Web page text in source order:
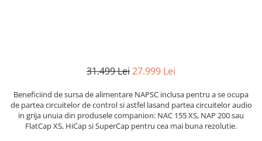
31.499 Lei27.999 Lei
Beneficiind de sursa de alimentare NAPSC inclusa pentru a se ocupa
de partea circuitelor de control si astfel lasand partea circuitelor audio
in grija unuia din produsele companion: NAC 155 XS, NAP 200 sau
FlatCap XS, HiCap si SuperCap pentru cea mai buna rezolutie.